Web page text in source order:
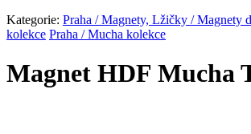
Kategorie: Praha / Magnety, Lžičky / Magnety
kolekce Praha / Mucha kolekce
Magnet HDF Mucha